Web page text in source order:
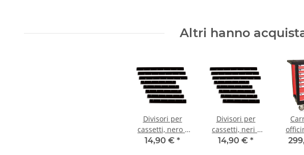
Altri hanno
Divisori per
cassetti, nero -
Set, per carro
14,90 € *
Divisori per
cassetti, neri -
Set, per carrelli
14,90 € *